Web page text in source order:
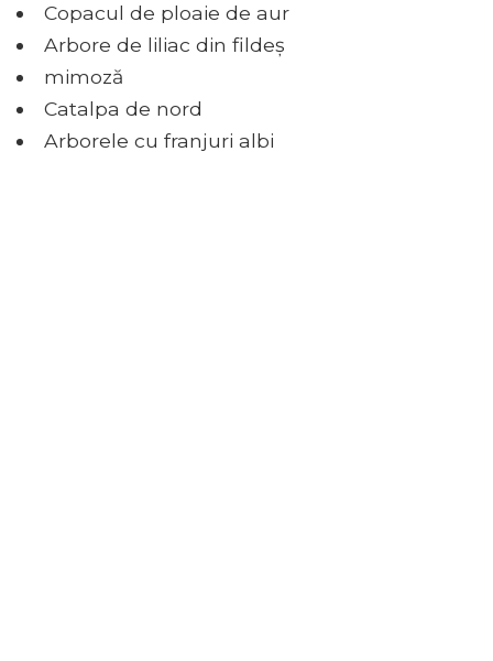
Copacul de ploaie de aur
Arbore de liliac din fildeș
mimoză
Catalpa de nord
Arborele cu franjuri albi